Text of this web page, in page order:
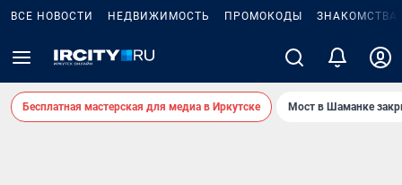
ВСЕ НОВОСТИ НЕДВИЖИМОСТЬ ПРОМОКОДЫ ЗНАКОМСТВА
Бесплатная мастерская для медиа в Иркутске Мост в Шаманке